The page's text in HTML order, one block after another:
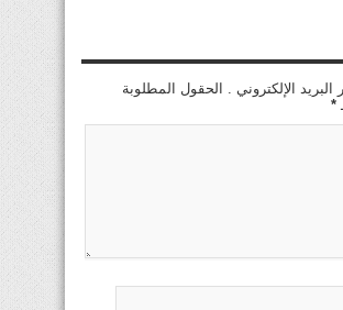
الإلكتروني . الحقول المطلوبة
*